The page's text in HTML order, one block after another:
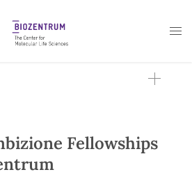
Keys
Fellowships